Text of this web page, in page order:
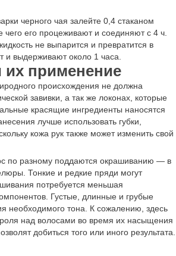
черного чая залейте 0,4 стаканом
его процеживают и соединяют с 4 ч.
не выпарится и превратится в
и выдерживают около 1 часа.
применение
происхождения не должна
завивки, а так же локонах, которые
красящие ингредиенты наносятся
лучше использовать губки,
кожа рук также может изменить свой
по разному поддаются окрашиванию — в
Тонкие и редкие пряди могут
потребуется меньшая
Густые, длинные и грубые
необходимого тона. К сожалению, здесь
над волосами во время их насыщения
добиться того или иного результата.